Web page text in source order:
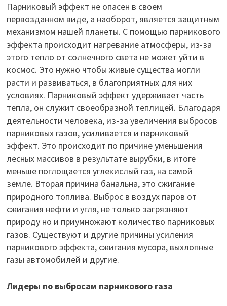
Парниковый эффект не опасен в своем
первозданном виде, а наоборот, является защитным
механизмом нашей планеты. С помощью парникового
эффекта происходит нагревание атмосферы, из-за
этого тепло от солнечного света не может уйти в
космос. Это нужно чтобы живые существа могли
расти и развиваться, в благоприятных для них
условиях. Парниковый эффект удерживает часть
тепла, он служит своеобразной теплицей. Благодаря
деятельности человека, из-за увеличения выбросов
парниковых газов, усиливается и парниковый
эффект. Это происходит по причине уменьшения
лесных массивов в результате вырубки, в итоге
меньше поглощается углекислый газ, на самой
земле. Вторая причина банальна, это сжигание
природного топлива. Выброс в воздух паров от
сжигания нефти и угля, не только загрязняют
природу но и приумножают количество парниковых
газов. Существуют и другие причины усиления
парникового эффекта, сжигания мусора, выхлопные
газы автомобилей и другие.
Лидеры по выбросам парникового газа